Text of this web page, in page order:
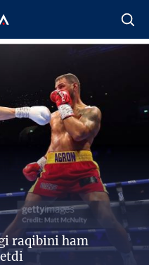
raqibini ham